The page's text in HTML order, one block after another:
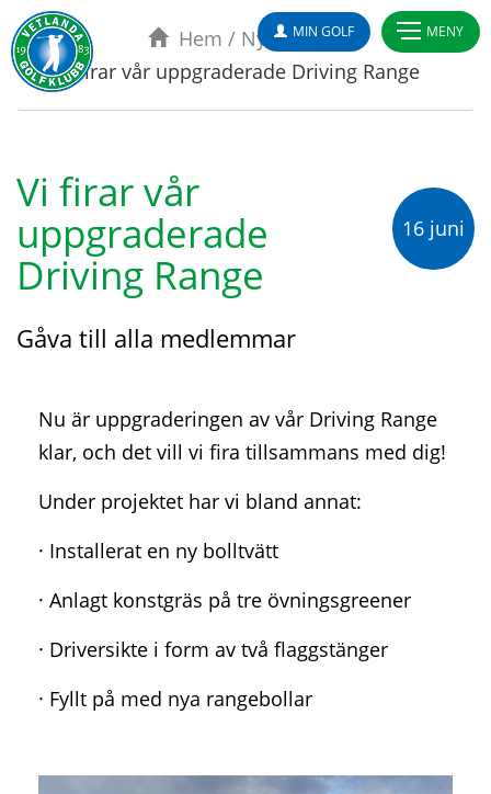
MIN GOLF MENY
Hem / Nyheter /
Vi firar vår uppgraderade Driving Range
16 juni
Vi firar vår
uppgraderade
Driving Range
Gåva till alla medlemmar
Nu är uppgraderingen av vår Driving Range
klar, och det vill vi fira tillsammans med dig!
Under projektet har vi bland annat:
· Installerat en ny bolltvätt
· Anlagt konstgräs på tre övningsgreener
· Driversikte i form av två flaggstänger
· Fyllt på med nya rangebollar